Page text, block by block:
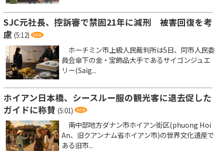
SJC元社長、控訴審で禁固21年に減刑 被害回復を考
慮 (5:12)
ホーチミン市上級人民裁判所は5日、同市人民委
員会傘下の金・宝飾品大手であるサイゴンジュエ
リー(Saig...
ホイアン日本橋、シースルー服の観光客に退去促した
ガイドに称賛 (5:01)
南中部地方ダナン市ホイアン街区(phuong Hoi
An、旧クアンナム省ホイアン市)の世界文化遺産で
ある旧市...